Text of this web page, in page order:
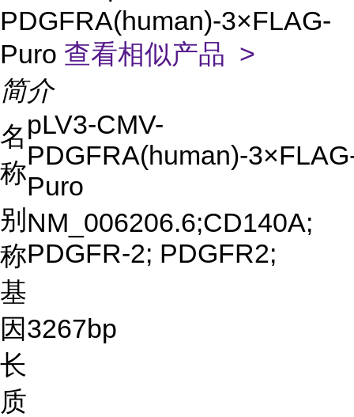
PDGFRA(human)-3×FLAG-
Puro 查看相似产品 >
简介
名
称
pLV3-CMV-
PDGFRA(human)-
Puro
别
称
NM_006206.6;CD140A;
PDGFR-2; PDGFR2;
基
因
长
3267bp
质